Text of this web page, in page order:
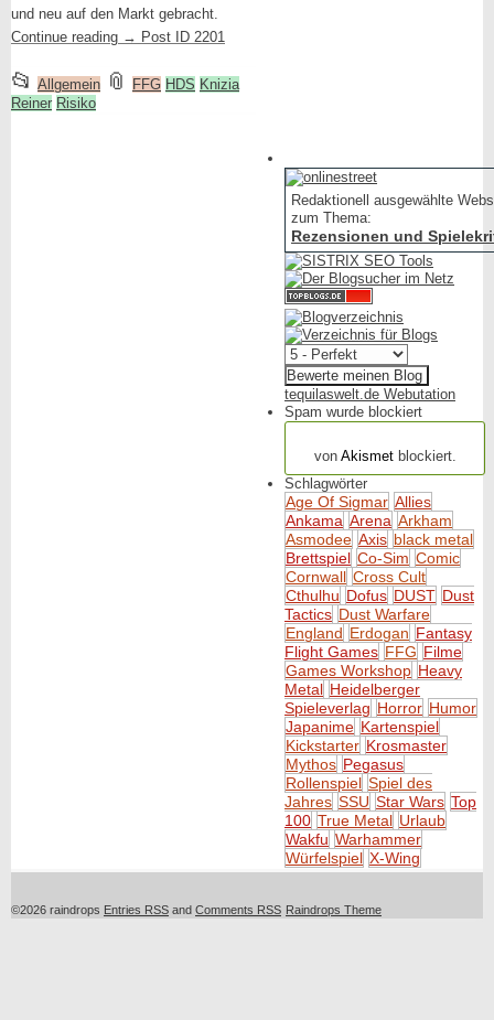
und neu auf den Markt gebracht.
Continue reading → Post ID 2201
📂 This
entry
Allgemein 📎 and
FFG HDS Knizia
Reiner Risiko
Redaktionell ausgewählte
zum Thema:
Rezensionen und
tequilaswelt.de Webutation
Spam wurde blockiert
von Akismetblockiert.
Schlagwörter
Age Of Sigmar Allies
Ankama Arena Arkham
Asmodee Axis black metal
Brettspiel Co-Sim Comic
Cornwall Cross Cult
Cthulhu Dofus DUST Dust
Tactics Dust Warfare
England Erdogan Fantasy
Flight Games FFG Filme
Games Workshop Heavy
Metal Heidelberger
Spieleverlag Horror Humor
Japanime Kartenspiel
Kickstarter Krosmaster
Mythos Pegasus
Rollenspiel Spiel des
Jahres SSU Star Wars Top
100 True Metal Urlaub
Wakfu Warhammer
Würfelspiel X-Wing
©2026 raindrops Entries RSS and Comments RSS Raindrops Theme